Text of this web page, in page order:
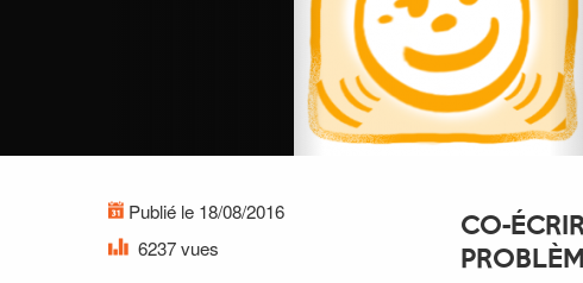
Publié le 18/08/2016
6237 vues
CO-